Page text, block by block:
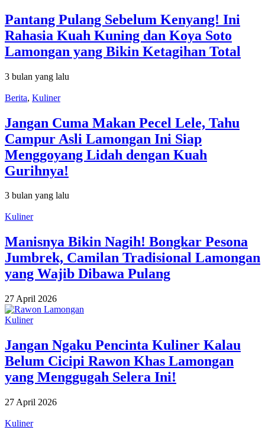
Pantang Pulang Sebelum Kenyang! Ini
Rahasia Kuah Kuning dan Koya Soto
Lamongan yang Bikin Ketagihan Total
3 bulan yang lalu
Berita, Kuliner
Jangan Cuma Makan Pecel Lele, Tahu
Campur Asli Lamongan Ini Siap
Menggoyang Lidah dengan Kuah
Gurihnya!
3 bulan yang lalu
Kuliner
Manisnya Bikin Nagih! Bongkar Pesona
Jumbrek, Camilan Tradisional Lamongan
yang Wajib Dibawa Pulang
27 April 2026
Kuliner
Jangan Ngaku Pencinta Kuliner Kalau
Belum Cicipi Rawon Khas Lamongan
yang Menggugah Selera Ini!
27 April 2026
Kuliner